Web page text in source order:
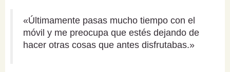
«Últimamente pasas mucho tiempo con el
móvil y me preocupa que estés dejando de
hacer otras cosas que antes disfrutabas.»